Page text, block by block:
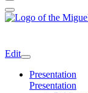
Edit
Presentation
Presentation